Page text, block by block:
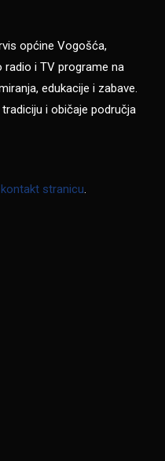
općine Vogošća,
radio i TV programe na
edukacije i zabave.
i običaje područja
kontakt stranicu.